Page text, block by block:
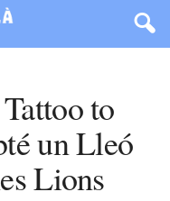
to
un Lleó
Lions